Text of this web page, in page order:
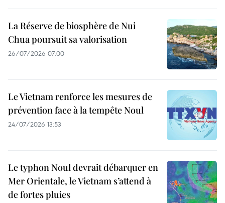
La Réserve de biosphère de Nui
Chua poursuit sa valorisation
26/07/2026 07:00
Le Vietnam renforce les mesures de
prévention face à la tempête Noul
24/07/2026 13:53
Le typhon Noul devrait débarquer en
Mer Orientale, le Vietnam s’attend à
de fortes pluies